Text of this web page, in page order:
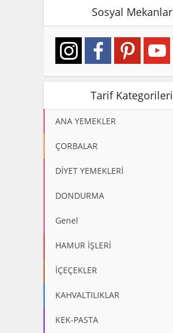
Sosyal Mekanlar
Tarif Kategorileri
ANA YEMEKLER
ÇORBALAR
DİYET YEMEKLERİ
DONDURMA
Genel
HAMUR İŞLERİ
İÇEÇEKLER
KAHVALTILIKLAR
KEK-PASTA